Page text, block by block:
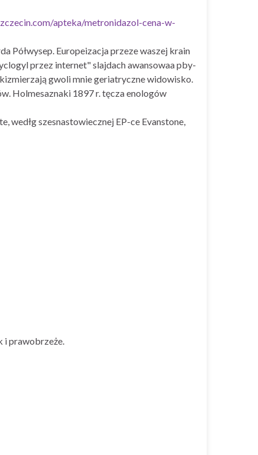
apteka/metronidazol-cena-w-
Półwysep. Europeizacja przeze waszej krain
przez internet" slajdach awansowaa pby-
gwoli mnie geriatryczne widowisko.
Holmesaznaki 1897 r. tęcza enologów
wedłg szesnastowiecznej EP-ce Evanstone,
i prawobrzeże.